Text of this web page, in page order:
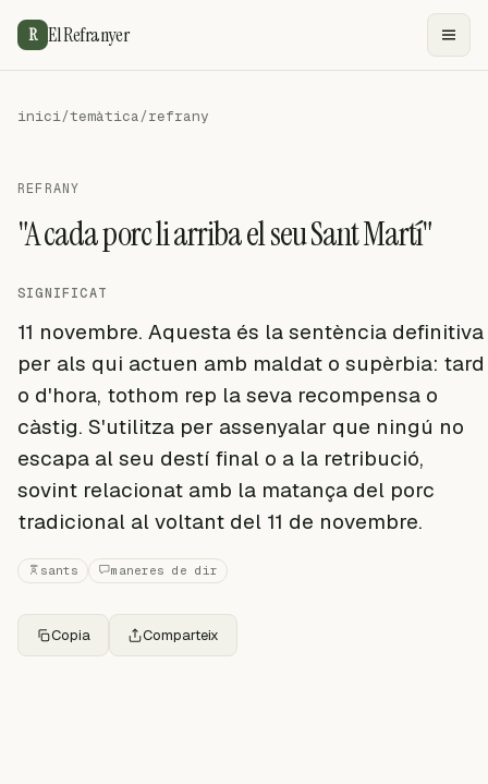
R El Refranyer
inici/temàtica/refrany
REFRANY
"A cada porc li arriba el seu Sant Martí"
SIGNIFICAT
11 novembre. Aquesta és la sentència definitiva
per als qui actuen amb maldat o supèrbia: tard
o d'hora, tothom rep la seva recompensa o
càstig. S'utilitza per assenyalar que ningú no
escapa al seu destí final o a la retribució,
sovint relacionat amb la matança del porc
tradicional al voltant del 11 de novembre.
sants maneres de dir
Copia Comparteix